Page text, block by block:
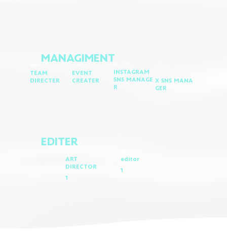
MANAGIMENT
TEAM
DIRECTER
​EVENT
CREATER
​INSTAGRAM
SNS MANAGE
R
X SNS MANA
GER
EDITER
ART
DIRECTOR
1
​editor
1